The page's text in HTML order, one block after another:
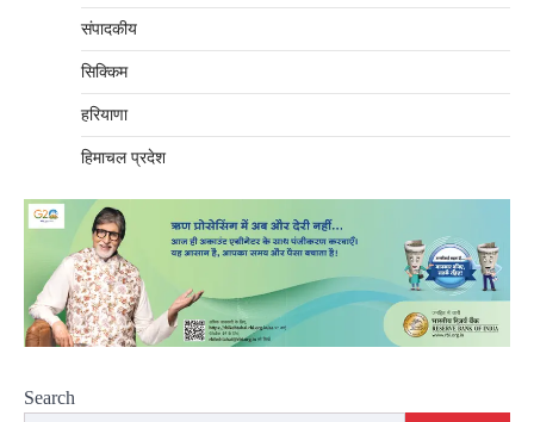
संपादकीय
सिक्किम
हरियाणा
हिमाचल प्रदेश
Search